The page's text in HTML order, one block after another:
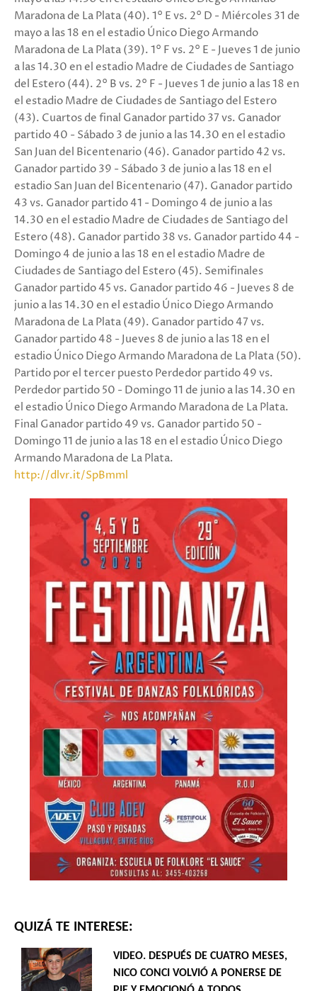
Maradona de La Plata (40). 1° E vs. 2° D - Miércoles 31 de
mayo a las 18 en el estadio Único Diego Armando
Maradona de La Plata (39). 1° F vs. 2° E - Jueves 1 de junio
a las 14.30 en el estadio Madre de Ciudades de Santiago
del Estero (44). 2° B vs. 2° F - Jueves 1 de junio a las 18 en
el estadio Madre de Ciudades de Santiago del Estero
(43). Cuartos de final Ganador partido 37 vs. Ganador
partido 40 - Sábado 3 de junio a las 14.30 en el estadio
San Juan del Bicentenario (46). Ganador partido 42 vs.
Ganador partido 39 - Sábado 3 de junio a las 18 en el
estadio San Juan del Bicentenario (47). Ganador partido
43 vs. Ganador partido 41 - Domingo 4 de junio a las
14.30 en el estadio Madre de Ciudades de Santiago del
Estero (48). Ganador partido 38 vs. Ganador partido 44 -
Domingo 4 de junio a las 18 en el estadio Madre de
Ciudades de Santiago del Estero (45). Semifinales
Ganador partido 45 vs. Ganador partido 46 - Jueves 8 de
junio a las 14.30 en el estadio Único Diego Armando
Maradona de La Plata (49). Ganador partido 47 vs.
Ganador partido 48 - Jueves 8 de junio a las 18 en el
estadio Único Diego Armando Maradona de La Plata (50).
Partido por el tercer puesto Perdedor partido 49 vs.
Perdedor partido 50 - Domingo 11 de junio a las 14.30 en
el estadio Único Diego Armando Maradona de La Plata.
Final Ganador partido 49 vs. Ganador partido 50 -
Domingo 11 de junio a las 18 en el estadio Único Diego
Armando Maradona de La Plata.
http://dlvr.it/SpBmml
QUIZÁ TE INTERESE:
VIDEO. DESPUÉS DE CUATRO MESES,
NICO CONCI VOLVIÓ A PONERSE DE